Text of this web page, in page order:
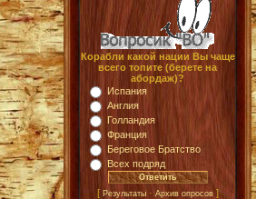
Корабли какой нации Вы чаще
всего топите (берете на
абордаж)?
Испания
Англия
Голландия
Франция
Береговое Братство
Всех подряд
[ Результаты· Архив опросов]